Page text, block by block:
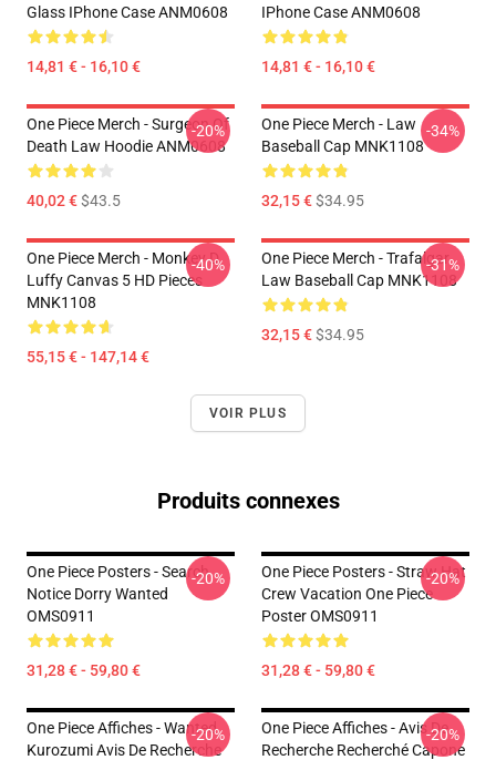
Glass IPhone Case ANM0608
14,81 € - 16,10 €
IPhone Case ANM0608
14,81 € - 16,10 €
One Piece Merch - Surgeon Of
Death Law Hoodie ANM0608
40,02 €$43.5
-20%
One Piece Merch - Law
Baseball Cap MNK1108
32,15 €$34.95
-34%
One Piece Merch - Monkey D.
Luffy Canvas 5 HD Pieces
MNK1108
55,15 € - 147,14 €
-40%
One Piece Merch - Trafalgar
Law Baseball Cap MNK1108
32,15 €$34.95
-31%
VOIR PLUS
Produits connexes
One Piece Posters - Search
Notice Dorry Wanted
OMS0911
31,28 € - 59,80 €
-20%
One Piece Posters - Straw Hat
Crew Vacation One Piece
Poster OMS0911
31,28 € - 59,80 €
-20%
One Piece Affiches - Wanted
Kurozumi Avis De Recherche
-20%
One Piece Affiches - Avis De
Recherche Recherché Capone
-20%